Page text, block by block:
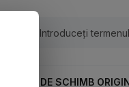
PIESE DE SCHIMB